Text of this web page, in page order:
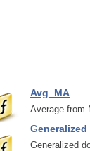
Avg_MA
Average from
Generalized